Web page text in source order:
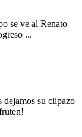
se ve al Renato
...
dejamos su clipazo